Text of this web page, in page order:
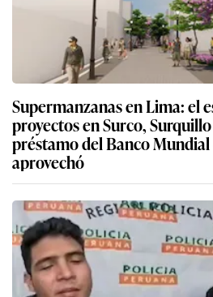
Supermanzanas en Lima: el
proyectos en Surco,
préstamo del Banco Mundial
aprovechó